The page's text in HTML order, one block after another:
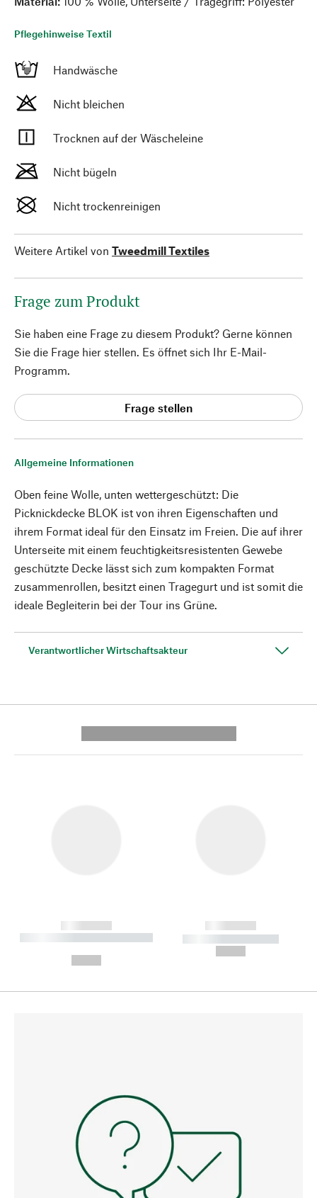
Allgemeine Informationen
Oben feine Wolle, unten wettergeschützt: Die
Picknickdecke BLOK ist von ihren Eigenschaften und
ihrem Format ideal für den Einsatz im Freien. Die auf ihrer
Unterseite mit einem feuchtigkeitsresistenten Gewebe
geschützte Decke lässt sich zum kompakten Format
zusammenrollen, besitzt einen Tragegurt und ist somit die
ideale Begleiterin bei der Tour ins Grüne.
Verantwortlicher Wirtschaftsakteur
Pflegehinweise Textil
Handwäsche
Nicht bleichen
Trocknen auf der Wäscheleine
Nicht bügeln
Nicht trockenreinigen
Weitere Artikel von Tweedmill Textiles
Frage zum Produkt
Sie haben eine Frage zu diesem Produkt? Gerne können
Sie die Frage hier stellen. Es öffnet sich Ihr E-Mail-
Programm.
Frage stellen
------------
----------- ----------- --------
------------
----------- -----------